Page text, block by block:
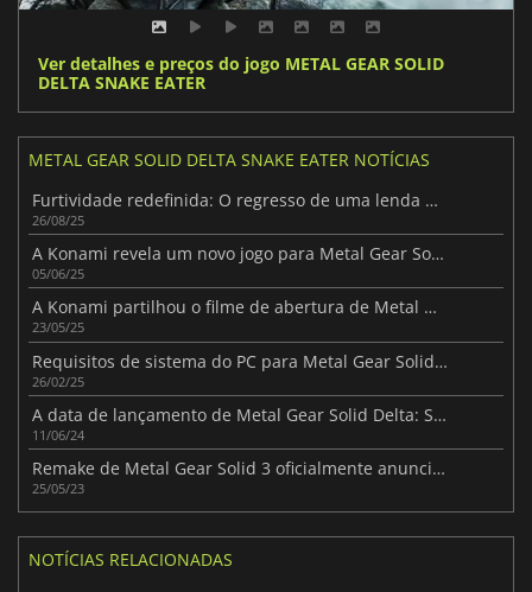
Ver detalhes e preços do jogo METAL GEAR SOLID
DELTA SNAKE EATER
METAL GEAR SOLID DELTA SNAKE EATER NOTÍCIAS
Furtividade redefinida: O regresso de uma lenda de Metal Gear
26/08/25
A Konami revela um novo jogo para Metal Gear Solid Δ: Snake Eater
05/06/25
A Konami partilhou o filme de abertura de Metal Gear Solid Δ: Snake Eater
23/05/25
Requisitos de sistema do PC para Metal Gear Solid Delta: Snake Eater revelados
26/02/25
A data de lançamento de Metal Gear Solid Delta: Snake Eater foi divulgada
11/06/24
Remake de Metal Gear Solid 3 oficialmente anunciado
25/05/23
NOTÍCIAS RELACIONADAS